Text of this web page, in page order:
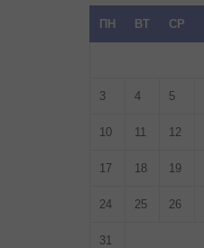
ПН ВТ СР
3 4 5
10 11 12
17 18 19
24 25 26
31